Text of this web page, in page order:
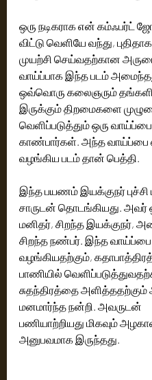
ஒரு நடிகராக என் கம்ஃபர்ட்
விட்டு வெளியே வந்து,
முயற்சி செய்வதற்கான
வாய்ப்பாக இந்த படம்
ஒவ்வொரு கலைஞரும்
இருக்கும் திறமைகளை
வெளிப்படுத்தும் ஒரு
காண்பார்கள். அந்த வாய்ப்பை
வழங்கிய படம் தான் பெத்தி.
இந்த பயணம் இயக்குநர் புச்சி
சாருடன் தொடங்கியது. அவர்
மனிதர், சிறந்த இயக்குநர்,
சிறந்த நண்பர். இந்த
வழங்கியதற்கும்,
பாணியில்
சுதந்திரத்தை அளித்ததற்கும்
மனமார்ந்த நன்றி. அவருடன்
பணியாற்றியது மிகவும்
அனுபவமாக இருந்தது.